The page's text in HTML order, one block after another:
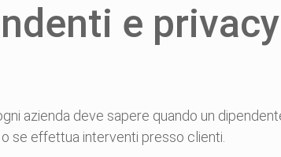
e
azienda deve sapere quando un
se effettua interventi presso clienti.